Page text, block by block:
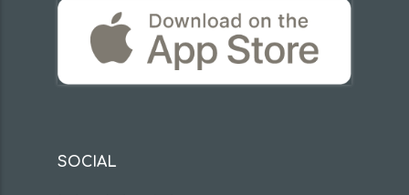
SOCIAL